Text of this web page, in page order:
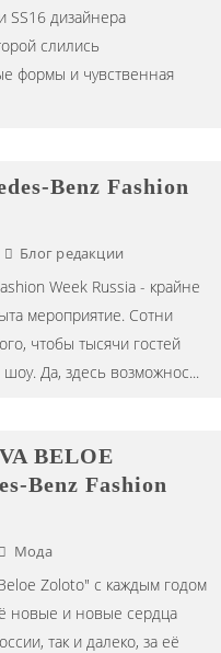
SS16 дизайнера
слились
формы и чувственная
Benz Fashion
Блог редакции
Week Russia - крайне
мероприятие. Сотни
чтобы тысячи гостей
Да, здесь возможнос...
BELOE
Benz Fashion
Мода
Zoloto" с каждым годом
новые и новые сердца
так и далеко, за её
КУХНЯ НОВОГО